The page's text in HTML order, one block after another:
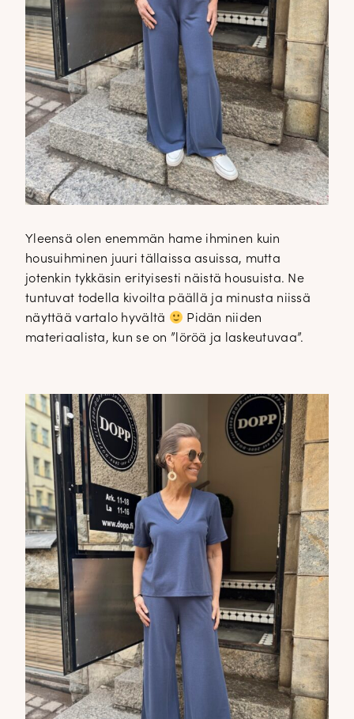
Yleensä olen enemmän hame ihminen kuin
housuihminen juuri tällaissa asuissa, mutta
jotenkin tykkäsin erityisesti näistä housuista. Ne
tuntuvat todella kivoilta päällä ja minusta niissä
näyttää vartalo hyvältä
Pidän niiden
materiaalista, kun se on ”löröä ja laskeutuvaa”.